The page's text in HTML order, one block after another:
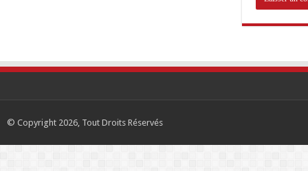
© Copyright 2026, Tout Droits Réservés